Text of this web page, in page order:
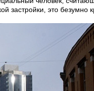
застройки, это безумно